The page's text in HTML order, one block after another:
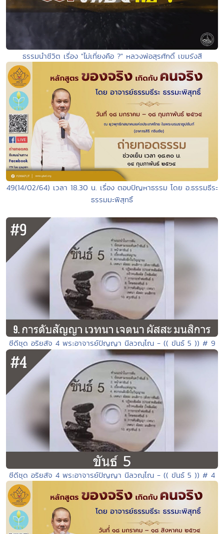
ธรรมนำชีวิต เรื่อง "ไม่เที่ยงคือ ?" หลวงพ่อสุรศักดิ์ เขมรังสี
49(14/02/64) เวลา 18.30 น. เรื่อง ตอบปัญหาธรรม โดย อ.ธรรมธีระ
ธรรมมะพิสุทธิ์
ซีดีชุด อริยสัจ 4 พระอาจารย์ปัญญา นีลวณฺโณ - (( ขันธ์ 5 )) # 9
ซีดีชุด อริยสัจ 4 พระอาจารย์ปัญญา นีลวณฺโณ - (( ขันธ์ 5 )) # 4